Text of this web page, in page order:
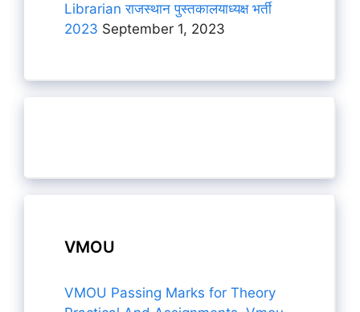
Librarian राजस्थान पुस्तकालयाध्यक्ष भर्ती
2023 September 1, 2023
VMOU
VMOU Passing Marks for Theory